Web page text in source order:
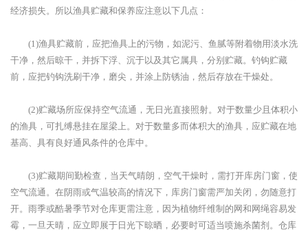
经济损失。所以渔具贮藏和保养应注意以下几点：
(1)渔具贮藏前，应把渔具上的污物，如泥污、鱼腻等附着物用淡水洗
干净，然后晾干，并拆下浮、沉于以及其它属具，分别贮藏。钓钩贮藏
前，应把钓钩洗刷干净，磨尖，并涂上防锈油，然后存放在干燥处。
(2)贮藏场所应保持空气流通，无日光直接照射。对于数量少且体积小
的渔具，可扎缚悬挂在屋梁上。对于数量多而体积大的渔具，应贮藏在地
基高、具有良好通风条件的仓库中。
(3)贮藏期间勤检查，当天气晴朗，空气干燥时，需打开库房门窗，使
空气流通。在阴雨或气温较高的情况下，库房门窗需严加关闭，勿随意打
开。雨季或酷暑季节对仓库更需注意，因为植物纤维制的网和网绳容易发
霉，一旦天晴，应立即展于日光下晾晒，必要时可适当喷施杀菌剂。仓库